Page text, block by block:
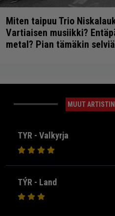
Miten taipuu Trio
Vartiaisen musiikki?
metal? Pian tämäkin
MUUT
TYR - Valkyrja
TÝR - Land